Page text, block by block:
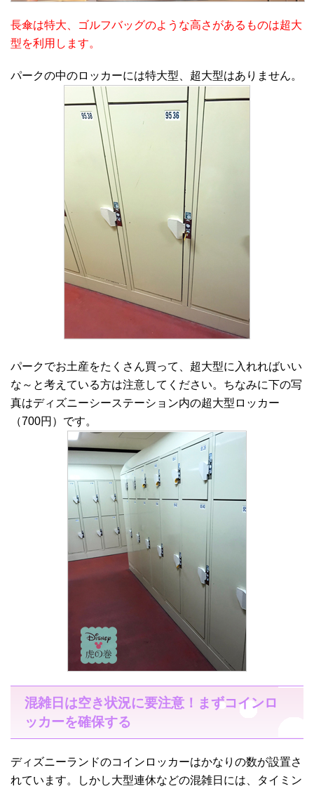
長傘は特大、ゴルフバッグのような高さがあるものは超大
型を利用します。
パークの中のロッカーには特大型、超大型はありません。
パークでお土産をたくさん買って、超大型に入れればいい
な～と考えている方は注意してください。ちなみに下の写
真はディズニーシーステーション内の超大型ロッカー
（700円）です。
混雑日は空き状況に要注意！まずコインロ
ッカーを確保する
ディズニーランドのコインロッカーはかなりの数が設置さ
れています。しかし大型連休などの混雑日には、タイミン